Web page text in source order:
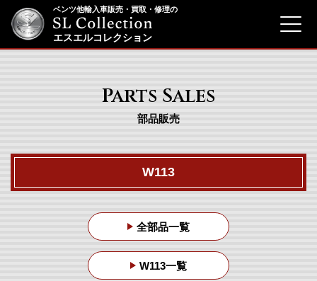
ベンツ他輸入車販売・買取・修理の
エスエルコレクション
Parts Sales
部品販売
W113
全部品一覧
W113一覧